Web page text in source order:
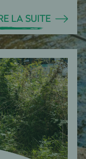
LA SUITE